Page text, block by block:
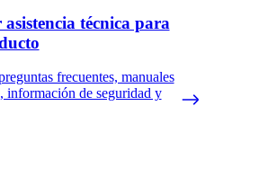
asistencia técnica para
frecuentes, manuales
información de seguridad y